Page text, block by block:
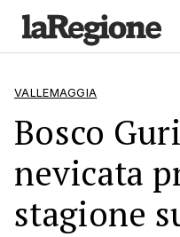
VALLEMAGGIA
Bosco
nevicata
stagione